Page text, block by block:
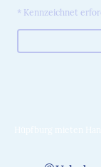
* Kennzeichnet